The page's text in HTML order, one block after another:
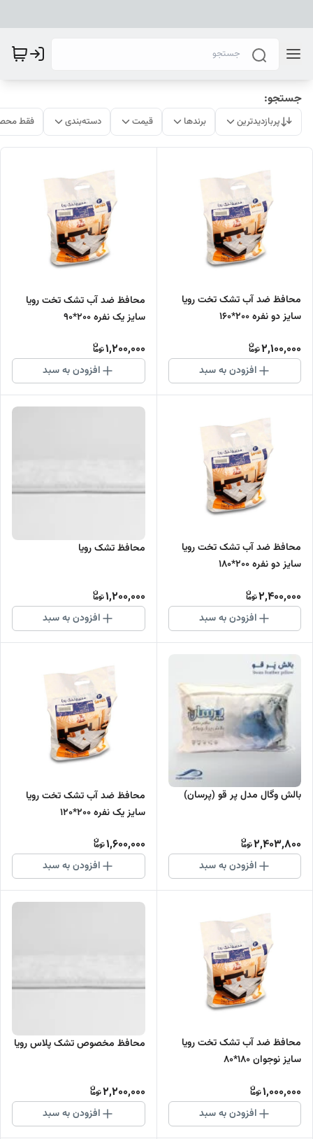
جستجو:
پربازدیدترین برندها قیمت دسته‌بندی فقط
محافظ ضد آب تشک تخت رویا
سایز دو نفره 200*160
2,100,000
افزودن به سبد
محافظ ضد آب تشک تخت رویا
سایز یک نفره 200*90
1,200,000
افزودن به سبد
محافظ ضد آب تشک تخت رویا
سایز دو نفره 200*180
2,400,000
افزودن به سبد
محافظ تشک رویا
1,200,000
افزودن به سبد
بالش وگال مدل پر قو (پرسان)
2,403,800
افزودن به سبد
محافظ ضد آب تشک تخت رویا
سایز یک نفره 200*120
1,600,000
افزودن به سبد
محافظ ضد آب تشک تخت رویا
سایز نوجوان 180*80
1,000,000
افزودن به سبد
محافظ مخصوص تشک پلاس رویا
2,200,000
افزودن به سبد